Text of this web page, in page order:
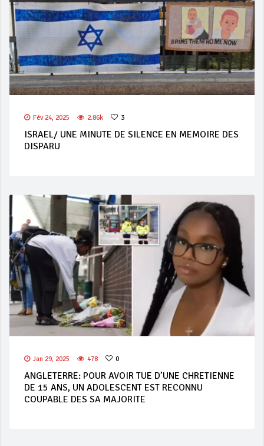
Fév 24, 2025 2.86k 3
ISRAEL/ UNE MINUTE DE SILENCE EN MEMOIRE DES
DISPARU
Jan 29, 2025 478 0
ANGLETERRE: POUR AVOIR TUE D’UNE CHRETIENNE
DE 15 ANS, UN ADOLESCENT EST RECONNU
COUPABLE DES SA MAJORITE